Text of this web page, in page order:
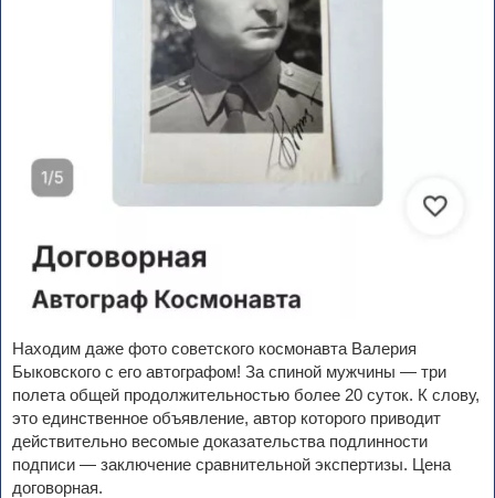
Находим даже фото советского космонавта Валерия
Быковского с его автографом! За спиной мужчины — три
полета общей продолжительностью более 20 суток. К слову,
это единственное объявление, автор которого приводит
действительно весомые доказательства подлинности
подписи — заключение сравнительной экспертизы. Цена
договорная.